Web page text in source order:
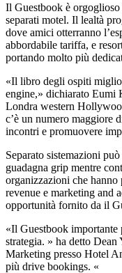
Il Guestbook è
separati motel. Il lealtà
dove amici otterranno
abbordabile tariffa, e
portando molto più
«Il libro degli ospiti
engine,» dichiarato Eumi
Londra western
c’è un numero maggiore
incontri e promuovere
Separato sistemazioni
guadagna grip mentre
organizzazioni che hanno
revenue e marketing and
opportunità fornito da il
«Il Guestbook
strategia. » ha detto Dean
Marketing presso Hotel
più drive bookings. «